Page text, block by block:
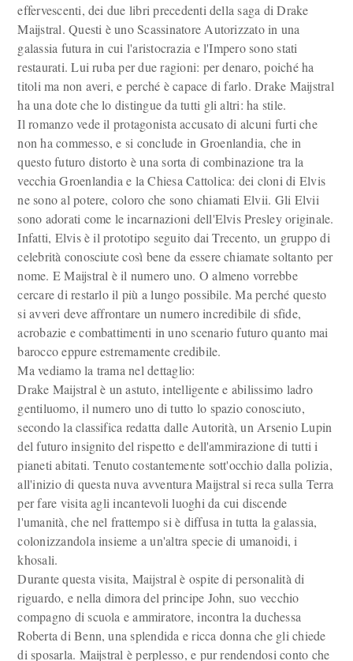
effervescenti, dei due libri precedenti della saga di Drake
Maijstral. Questi è uno Scassinatore Autorizzato in una
galassia futura in cui l'aristocrazia e l'Impero sono stati
restaurati. Lui ruba per due ragioni: per denaro, poiché ha
titoli ma non averi, e perché è capace di farlo. Drake Maijstral
ha una dote che lo distingue da tutti gli altri: ha stile.
Il romanzo vede il protagonista accusato di alcuni furti che
non ha commesso, e si conclude in Groenlandia, che in
questo futuro distorto è una sorta di combinazione tra la
vecchia Groenlandia e la Chiesa Cattolica: dei cloni di Elvis
ne sono al potere, coloro che sono chiamati Elvii. Gli Elvii
sono adorati come le incarnazioni dell'Elvis Presley originale.
Infatti, Elvis è il prototipo seguito dai Trecento, un gruppo di
celebrità conosciute così bene da essere chiamate soltanto per
nome. E Maijstral è il numero uno. O almeno vorrebbe
cercare di restarlo il più a lungo possibile. Ma perché questo
si avveri deve affrontare un numero incredibile di sfide,
acrobazie e combattimenti in uno scenario futuro quanto mai
barocco eppure estremamente credibile.
Ma vediamo la trama nel dettaglio:
Drake Maijstral è un astuto, intelligente e abilissimo ladro
gentiluomo, il numero uno di tutto lo spazio conosciuto,
secondo la classifica redatta dalle Autorità, un Arsenio Lupin
del futuro insignito del rispetto e dell'ammirazione di tutti i
pianeti abitati. Tenuto costantemente sott'occhio dalla polizia,
all'inizio di questa nuva avventura Maijstral si reca sulla Terra
per fare visita agli incantevoli luoghi da cui discende
l'umanità, che nel frattempo si è diffusa in tutta la galassia,
colonizzandola insieme a un'altra specie di umanoidi, i
khosali.
Durante questa visita, Maijstral è ospite di personalità di
riguardo, e nella dimora del principe John, suo vecchio
compagno di scuola e ammiratore, incontra la duchessa
Roberta di Benn, una splendida e ricca donna che gli chiede
di sposarla. Maijstral è perplesso, e pur rendendosi conto che